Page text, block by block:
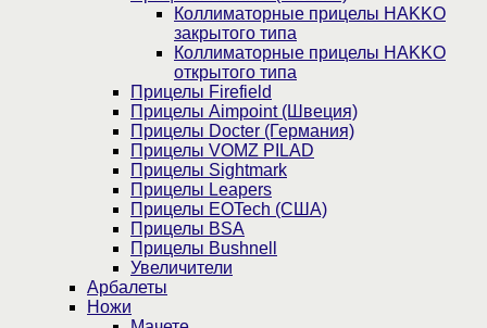
Коллиматорные прицелы HAKKO
закрытого типа
Коллиматорные прицелы HAKKO
открытого типа
Прицелы Firefield
Прицелы Aimpoint (Швеция)
Прицелы Docter (Германия)
Прицелы VOMZ PILAD
Прицелы Sightmark
Прицелы Leapers
Прицелы EOTech (США)
Прицелы BSA
Прицелы Bushnell
Увеличители
Арбалеты
Ножи